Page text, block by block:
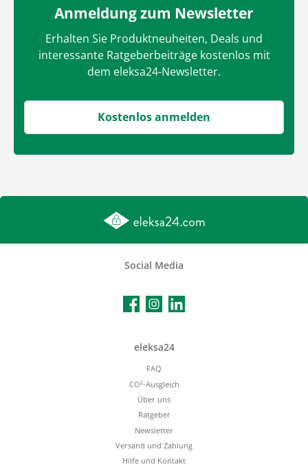
Anmeldung zum Newsletter
Erhalten Sie Produktneuheiten, Deals und
interessante Ratgeberbeiträge kostenlos mit
dem eleksa24-Newsletter.
Kostenlos anmelden
Social Media
FacebookInstagramLinkedIn
eleksa24
FAQ
CO²-Ausgleich
Über uns
Ratgeber
Newsletter
Versand und Zahlung
Hilfe und Kontakt